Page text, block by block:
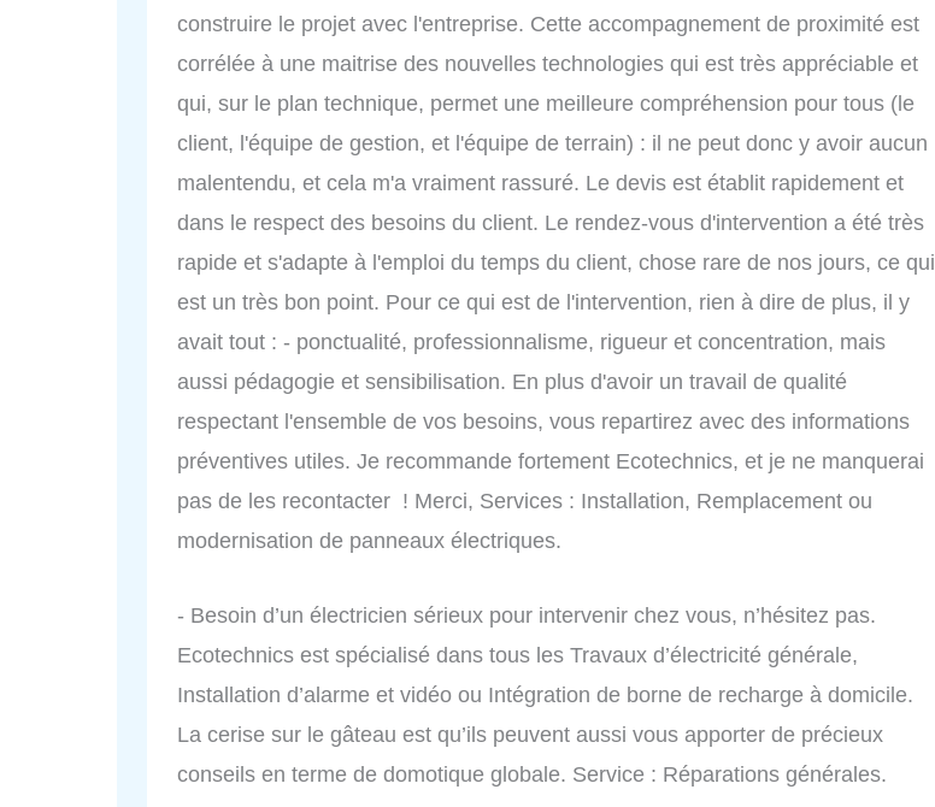
construire le projet avec l'entreprise. Cette accompagnement de proximité est
corrélée à une maitrise des nouvelles technologies qui est très appréciable et
qui, sur le plan technique, permet une meilleure compréhension pour tous (le
client, l'équipe de gestion, et l'équipe de terrain) : il ne peut donc y avoir aucun
malentendu, et cela m'a vraiment rassuré. Le devis est établit rapidement et
dans le respect des besoins du client. Le rendez-vous d'intervention a été très
rapide et s'adapte à l'emploi du temps du client, chose rare de nos jours, ce qui
est un très bon point. Pour ce qui est de l'intervention, rien à dire de plus, il y
avait tout : - ponctualité, professionnalisme, rigueur et concentration, mais
aussi pédagogie et sensibilisation. En plus d'avoir un travail de qualité
respectant l'ensemble de vos besoins, vous repartirez avec des informations
préventives utiles. Je recommande fortement Ecotechnics, et je ne manquerai
pas de les recontacter ! Merci, Services : Installation, Remplacement ou
modernisation de panneaux électriques.
- Besoin d’un électricien sérieux pour intervenir chez vous, n’hésitez pas.
Ecotechnics est spécialisé dans tous les Travaux d’électricité générale,
Installation d’alarme et vidéo ou Intégration de borne de recharge à domicile.
La cerise sur le gâteau est qu’ils peuvent aussi vous apporter de précieux
conseils en terme de domotique globale. Service : Réparations générales.